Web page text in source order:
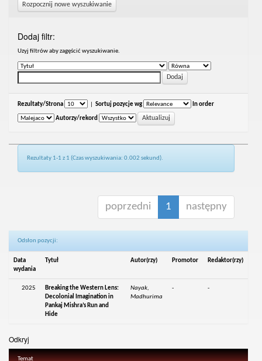
Rozpocznij nowe wyszukiwanie
Dodaj filtr:
Uzyj filtrów aby zagęścić wyszukiwanie.
Rezultaty/Strona Sortuj pozycje wg In order
Autorzy/rekord
Rezultaty 1-1 z 1 (Czas wyszukiwania: 0.002 sekund).
poprzedni 1 następny
Odsłon pozycji:
Data
wydania
Tytuł Autor(rzy) Promotor Redaktor(rzy)
2025
Breaking the Western Lens:
Decolonial Imagination in
Pankaj Mishra’s Run and
Hide
Nayak,
Madhurima
- -
Odkryj
Temat